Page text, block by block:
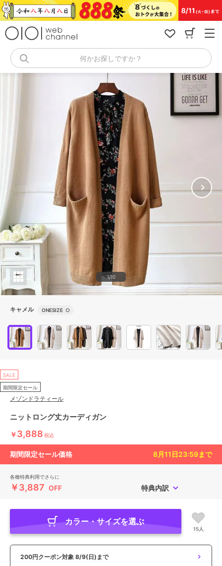
コ
ン
キ
何かお探しですか？
1/10
キャメル ONESIZE ○
SALE
期間限定セール
メゾンドラティール
ニットロング丈カーディガン
￥3,888 税込
期間限定セール価格 8月11日23:59まで
各種特典利用でさらに
￥3,887 OFF 特典内訳
カラー・サイズを選ぶ
15人
200円クーポン対象 8/9(日)まで